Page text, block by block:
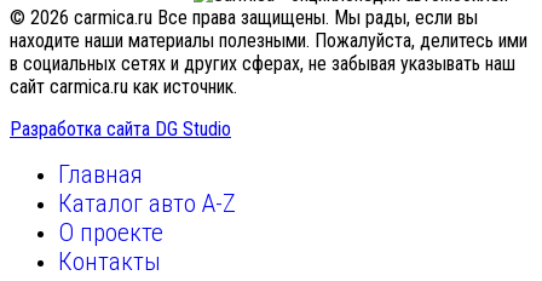
© 2026 carmica.ru Все права защищены. Мы рады, если вы
находите наши материалы полезными. Пожалуйста, делитесь ими
в социальных сетях и других сферах, не забывая указывать наш
сайт carmica.ru как источник.
Разработка сайта DG Studio
Главная
Каталог авто A-Z
О проекте
Контакты